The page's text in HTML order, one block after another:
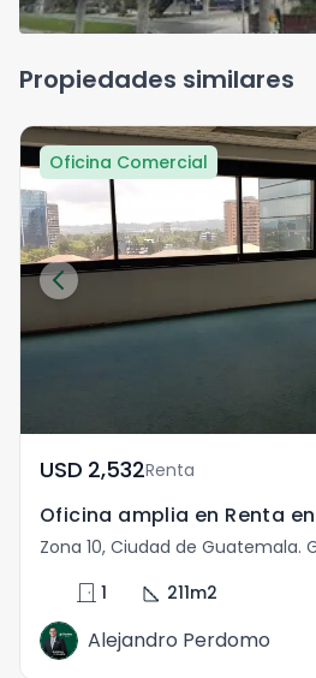
Propiedades similares
Oficina Comercial
USD	2,532Renta
Zona 10, Ciudad de Guatemala.
door_front 1 square_foot 211m2
Alejandro Perdomo